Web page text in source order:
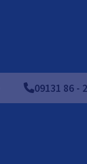
09131 86 -